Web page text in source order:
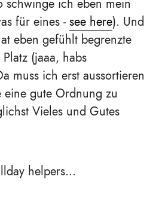
schwinge ich eben mein
für eines - see here). Und
eben gefühlt begrenzte
(jaaa, habs
muss ich erst aussortieren
gute Ordnung zu
Vieles und Gutes
helpers...